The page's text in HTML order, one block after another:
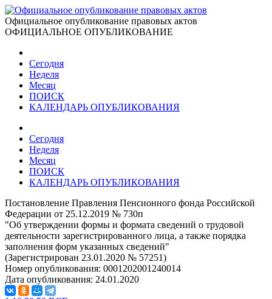
Официальное опубликование правовых актов
ОФИЦИАЛЬНОЕ ОПУБЛИКОВАНИЕ
Сегодня
Неделя
Месяц
ПОИСК
КАЛЕНДАРЬ ОПУБЛИКОВАНИЯ
Сегодня
Неделя
Месяц
ПОИСК
КАЛЕНДАРЬ ОПУБЛИКОВАНИЯ
Постановление Правления Пенсионного фонда Российской
Федерации от 25.12.2019 № 730п
"Об утверждении формы и формата сведений о трудовой
деятельности зарегистрированного лица, а также порядка
заполнения форм указанных сведений"
(Зарегистрирован 23.01.2020 № 57251)
Номер опубликования: 0001202001240014
Дата опубликования: 24.01.2020